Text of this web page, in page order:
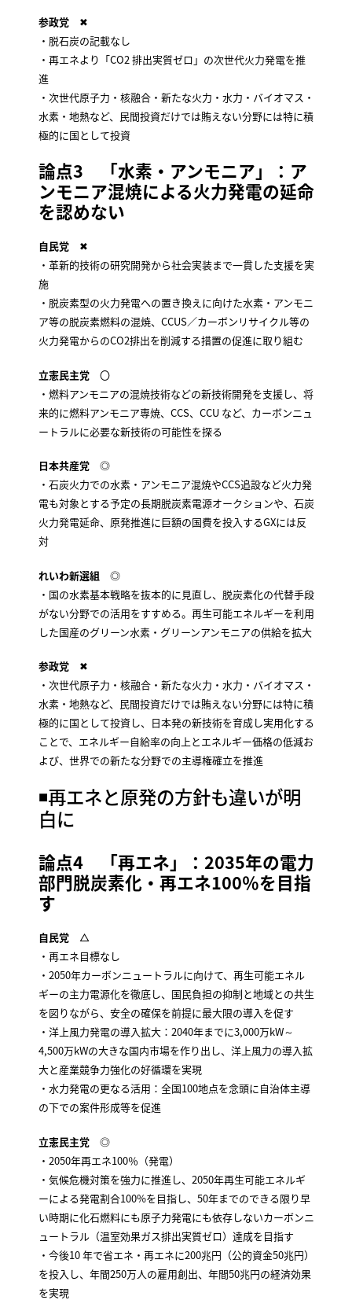
参政党✖
・脱石炭の記載なし
・再エネより「CO2 排出実質ゼロ」の次世代火力発電を推
進
・次世代原子力・核融合・新たな火力・水力・バイオマス・
水素・地熱など、民間投資だけでは賄えない分野には特に積
極的に国として投資
論点3 「水素・アンモニア」：ア
ンモニア混焼による火力発電の延命
を認めない
自民党✖
・革新的技術の研究開発から社会実装まで一貫した支援を実
施
・脱炭素型の火力発電への置き換えに向けた水素・アンモニ
ア等の脱炭素燃料の混焼、CCUS／カーボンリサイクル等の
火力発電からのCO2排出を削減する措置の促進に取り組む
立憲民主党〇
・燃料アンモニアの混焼技術などの新技術開発を支援し、将
来的に燃料アンモニア専焼、CCS、CCU など、カーボンニュ
ートラルに必要な新技術の可能性を探る
日本共産党◎
・石炭火力での水素・アンモニア混焼やCCS追設など火力発
電も対象とする予定の長期脱炭素電源オークションや、石炭
火力発電延命、原発推進に巨額の国費を投入するGXには反
対
れいわ新選組 ◎
・国の水素基本戦略を抜本的に見直し、脱炭素化の代替手段
がない分野での活用をすすめる。再生可能エネルギーを利用
した国産のグリーン水素・グリーンアンモニアの供給を拡大
参政党✖
・次世代原子力・核融合・新たな火力・水力・バイオマス・
水素・地熱など、民間投資だけでは賄えない分野には特に積
極的に国として投資し、日本発の新技術を育成し実用化する
ことで、エネルギー自給率の向上とエネルギー価格の低減お
よび、世界での新たな分野での主導権確立を推進
◾️再エネと原発の方針も違いが明
白に
論点4 「再エネ」：2035年の電力
部門脱炭素化・再エネ100％を目指
す
自民党△
・再エネ目標なし
・2050年カーボンニュートラルに向けて、再生可能エネル
ギーの主力電源化を徹底し、国民負担の抑制と地域との共生
を図りながら、安全の確保を前提に最大限の導入を促す
・洋上風力発電の導入拡大：2040年までに3,000万kW～
4,500万kWの大きな国内市場を作り出し、洋上風力の導入拡
大と産業競争力強化の好循環を実現
・水力発電の更なる活用：全国100地点を念頭に自治体主導
の下での案件形成等を促進
立憲民主党◎
・2050年再エネ100％（発電）
・気候危機対策を強力に推進し、2050年再生可能エネルギ
ーによる発電割合100%を目指し、50年までのできる限り早
い時期に化石燃料にも原子力発電にも依存しないカーボンニ
ュートラル（温室効果ガス排出実質ゼロ）達成を目指す
・今後10 年で省エネ・再エネに200兆円（公的資金50兆円）
を投入し、年間250万人の雇用創出、年間50兆円の経済効果
を実現